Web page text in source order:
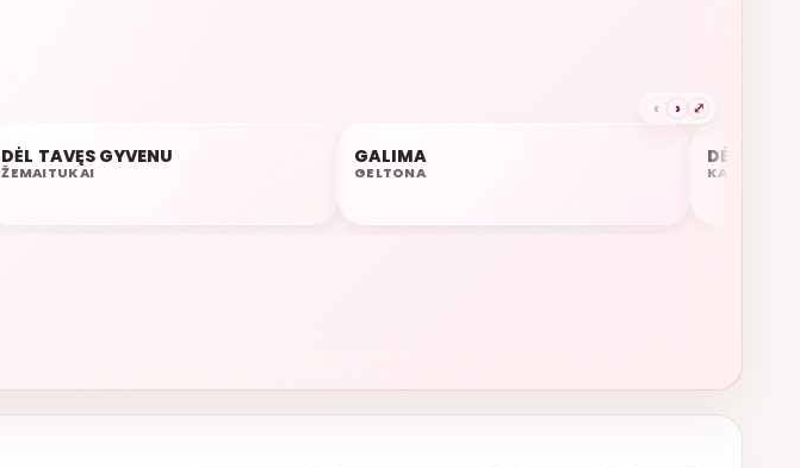
07:56
DĖL TAVĘS GYVENU
ŽEMAITUKAI
07:51
GALIMA
GELTONA
DĖL
KASTYTIS
‹ › ⤢